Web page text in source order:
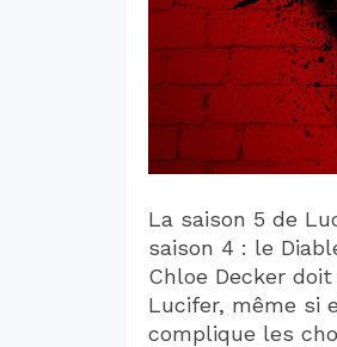
La saison 5 de
saison 4 : le
Chloe Decker
Lucifer, même si
complique les